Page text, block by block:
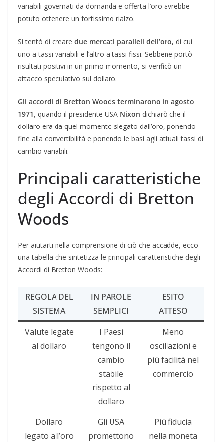
variabili governati da domanda e offerta l’oro avrebbe
potuto ottenere un fortissimo rialzo.
Si tentò di creare due mercati paralleli dell’oro, di cui
uno a tassi variabili e l’altro a tassi fissi. Sebbene portò
risultati positivi in un primo momento, si verificò un
attacco speculativo sul dollaro.
Gli accordi di Bretton Woods terminarono in agosto
1971, quando il presidente USA Nixon dichiarò che il
dollaro era da quel momento slegato dall’oro, ponendo
fine alla convertibilità e ponendo le basi agli attuali tassi di
cambio variabili.
Principali caratteristiche
degli Accordi di Bretton
Woods
Per aiutarti nella comprensione di ciò che accadde, ecco
una tabella che sintetizza le principali caratteristiche degli
Accordi di Bretton Woods:
REGOLA DEL
SISTEMA
IN PAROLE
SEMPLICI
ESITO
ATTESO
Valute legate
al dollaro
I Paesi
tengono il
cambio
stabile
rispetto al
dollaro
Meno
oscillazioni e
più facilità nel
commercio
Dollaro
legato all’oro
Gli USA
promettono
Più fiducia
nella moneta